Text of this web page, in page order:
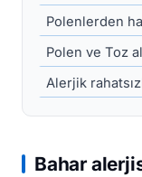
Polenlerden
Polen ve Toz
Alerjik
Bahar